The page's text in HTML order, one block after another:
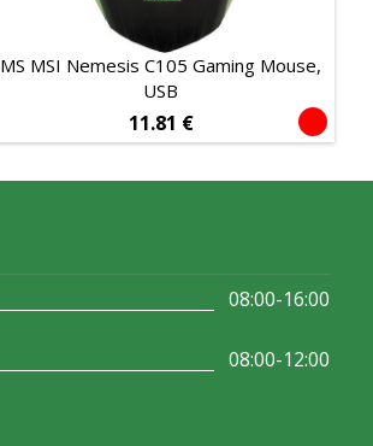
MS MSI Nemesis C105 Gaming Mouse,
USB
11.81 €
08:00-16:00
08:00-12:00